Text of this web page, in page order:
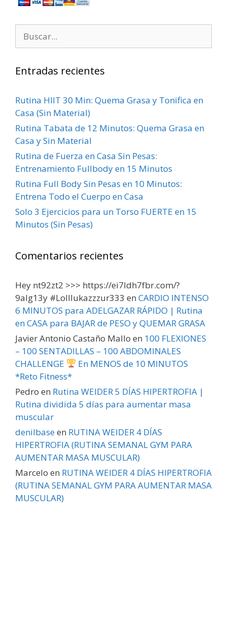
Entradas recientes
Rutina HIIT 30 Min: Quema Grasa y Tonifica en
Casa (Sin Material)
Rutina Tabata de 12 Minutos: Quema Grasa en
Casa y Sin Material
Rutina de Fuerza en Casa Sin Pesas:
Entrenamiento Fullbody en 15 Minutos
Rutina Full Body Sin Pesas en 10 Minutos:
Entrena Todo el Cuerpo en Casa
Solo 3 Ejercicios para un Torso FUERTE en 15
Minutos (Sin Pesas)
Comentarios recientes
Hey nt92zt2 >>> https://ei7ldh7fbr.com/?
9alg13y #Lolllukazzzur333 en CARDIO INTENSO
6 MINUTOS para ADELGAZAR RÁPIDO | Rutina
en CASA para BAJAR de PESO y QUEMAR GRASA
Javier Antonio Castaño Mallo en 100 FLEXIONES
– 100 SENTADILLAS – 100 ABDOMINALES
CHALLENGE
En MENOS de 10 MINUTOS
*Reto Fitness*
Pedro en Rutina WEIDER 5 DÍAS HIPERTROFIA |
Rutina dividida 5 días para aumentar masa
muscular
denilbaseen RUTINA WEIDER 4 DÍAS
HIPERTROFIA (RUTINA SEMANAL GYM PARA
AUMENTAR MASA MUSCULAR)
Marcelo en RUTINA WEIDER 4 DÍAS HIPERTROFIA
(RUTINA SEMANAL GYM PARA AUMENTAR MASA
MUSCULAR)